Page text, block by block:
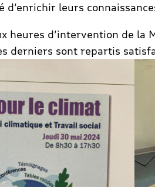
d’enrichir leurs
heures d’intervention de
derniers sont repartis